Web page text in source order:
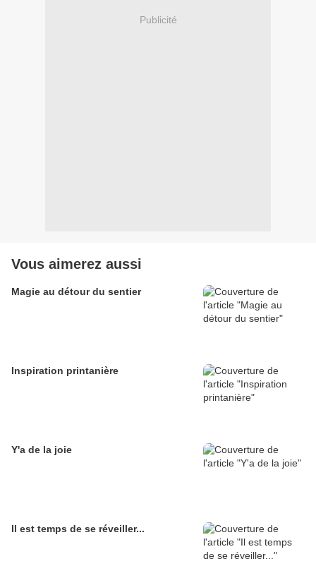
Publicité
Vous aimerez aussi
Magie au détour du sentier
Inspiration printanière
Y'a de la joie
Il est temps de se réveiller...